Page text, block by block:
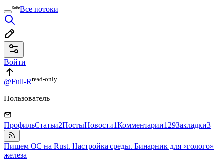
Все потоки
Войти
@Full-Rread⁠-⁠only
Пользователь
ПрофильСтатьи2ПостыНовости1Комментарии129Закладки3
Пишем ОС на Rust. Настройка среды. Бинарник для «голого»
железа